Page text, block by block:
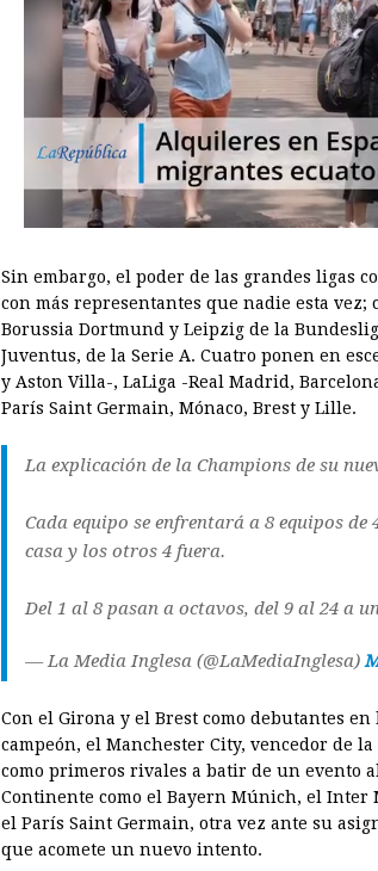
Sin embargo, el poder de las grandes ligas
con más representantes que nadie esta
Borussia Dortmund y Leipzig de la
Juventus, de la Serie A. Cuatro ponen en
y Aston Villa-, LaLiga -Real Madrid,
París Saint Germain, Mónaco, Brest y Lille.
La explicación de la Champions de su
Cada equipo se enfrentará a 8 equipos
casa y los otros 4 fuera.
Del 1 al 8 pasan a octavos, del 9 al 24 a
— La Media Inglesa (@LaMediaInglesa)
Con el Girona y el Brest como debutantes
campeón, el Manchester City, vencedor de
como primeros rivales a batir de un evento
Continente como el Bayern Múnich, el
el París Saint Germain, otra vez ante su
que acomete un nuevo intento.